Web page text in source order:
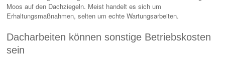
Moos auf den Dachziegeln. Meist handelt es sich um
Erhaltungsmaßnahmen, selten um echte Wartungsarbeiten.
Dacharbeiten können sonstige Betriebskosten
sein